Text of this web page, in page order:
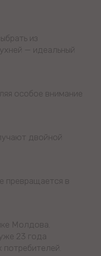
из
— идеальный
особое внимание
двойной
превращается в
Молдова.
23 года